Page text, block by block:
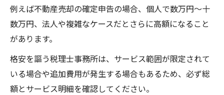
例えば不動産売却の確定申告の場合、個人で数万円～十
数万円、法人や複雑なケースだとさらに高額になること
があります。
格安を謳う税理士事務所は、サービス範囲が限定されて
いる場合や追加費用が発生する場合もあるため、必ず総
額とサービス明細を確認してください。